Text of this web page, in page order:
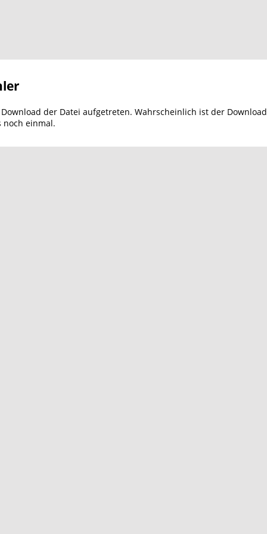
der Datei aufgetreten. Wahrscheinlich ist der
noch einmal.